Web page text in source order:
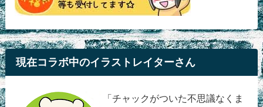
現在コラボ中のイラストレイターさん
「チャックがついた不思議なくま